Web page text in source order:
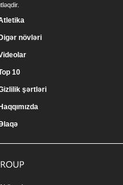
Digər növləri
10
şərtləri
Haqqımızda